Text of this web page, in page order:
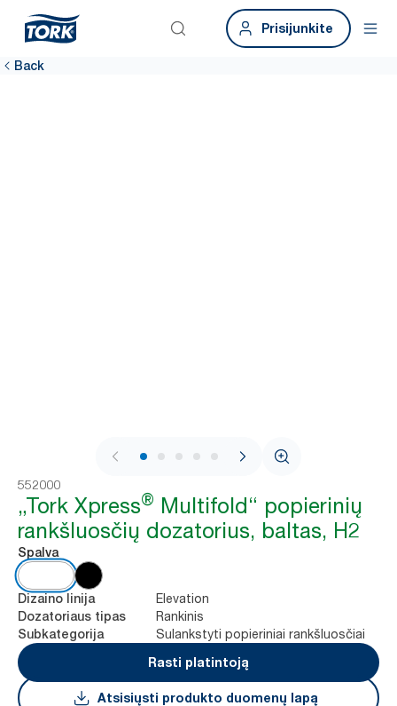
Prisijunkite
Back
1 / 8
552000
„Tork Xpress® Multifold“ popierinių
rankšluosčių dozatorius, baltas, H2
Spalva
Dizaino linija Elevation
Dozatoriaus tipas Rankinis
Subkategorija
Sulankstyti popieriniai rankšluosčiai
Rasti platintoją
Atsisiųsti produkto duomenų lapą